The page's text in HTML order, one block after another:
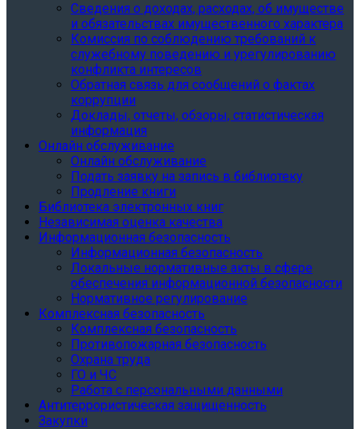
Сведения о доходах, расходах, об имуществе
и обязательствах имущественного характера
Комиссия по соблюдению требований к
служебному поведению и урегулированию
конфликта интересов
Обратная связь для сообщений о фактах
коррупции
Доклады, отчеты, обзоры, статистическая
информация
Онлайн обслуживание
Онлайн обслуживание
Подать заявку на запись в библиотеку
Продление книги
Библиотека электронных книг
Независимая оценка качества
Информационная безопасность
Информационная безопасность
Локальные нормативные акты в сфере
обеспечения информационной безопасности
Нормативное регулирование
Комплексная безопасность
Комплексная безопасность
Противопожарная безопасность
Охрана труда
ГО и ЧС
Работа с персональными данными
Антитеррористическая защищенность
Закупки